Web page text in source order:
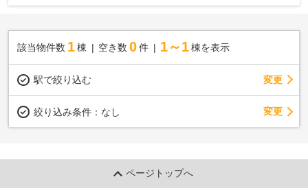
該当物件数 1棟 空き数 0 件 1～1 棟を表示
駅で絞り込む 変更
絞り込み条件： なし 変更
ページトップへ